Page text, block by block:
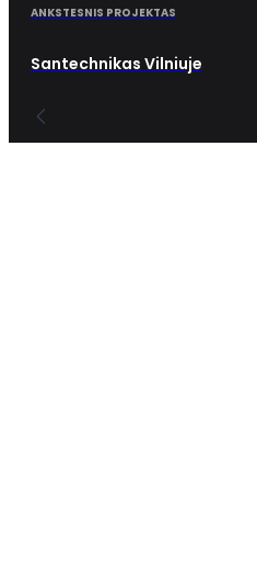
ANKSTESNIS PROJEKTAS
Santechnikas Vilniuje